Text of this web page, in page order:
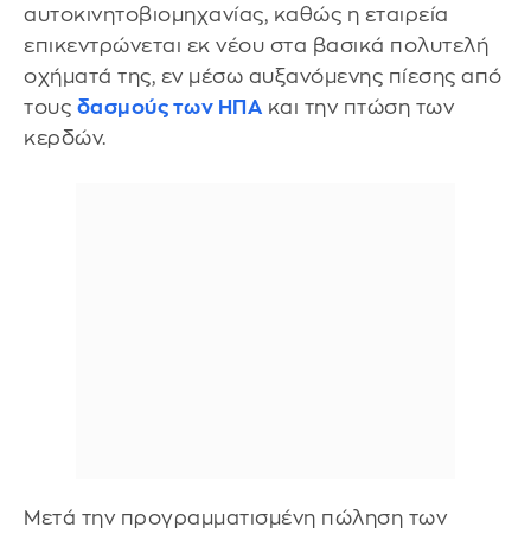
αυτοκινητοβιομηχανίας, καθώς η εταιρεία
επικεντρώνεται εκ νέου στα βασικά πολυτελή
οχήματά της, εν μέσω αυξανόμενης πίεσης από
τους δασμούς των ΗΠΑ και την πτώση των
κερδών.
Μετά την προγραμματισμένη πώληση των